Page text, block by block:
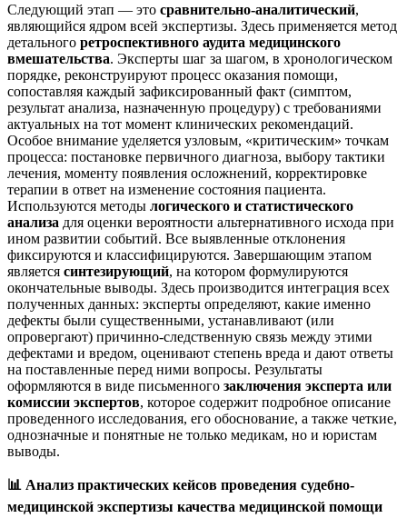
Следующий этап — это сравнительно-аналитический,
являющийся ядром всей экспертизы. Здесь применяется метод
детального ретроспективного аудита медицинского
вмешательства. Эксперты шаг за шагом, в хронологическом
порядке, реконструируют процесс оказания помощи,
сопоставляя каждый зафиксированный факт (симптом,
результат анализа, назначенную процедуру) с требованиями
актуальных на тот момент клинических рекомендаций.
Особое внимание уделяется узловым, «критическим» точкам
процесса: постановке первичного диагноза, выбору тактики
лечения, моменту появления осложнений, корректировке
терапии в ответ на изменение состояния пациента.
Используются методы логического и статистического
анализа для оценки вероятности альтернативного исхода при
ином развитии событий. Все выявленные отклонения
фиксируются и классифицируются. Завершающим этапом
является синтезирующий, на котором формулируются
окончательные выводы. Здесь производится интеграция всех
полученных данных: эксперты определяют, какие именно
дефекты были существенными, устанавливают (или
опровергают) причинно-следственную связь между этими
дефектами и вредом, оценивают степень вреда и дают ответы
на поставленные перед ними вопросы. Результаты
оформляются в виде письменного заключения эксперта или
комиссии экспертов, которое содержит подробное описание
проведенного исследования, его обоснование, а также четкие,
однозначные и понятные не только медикам, но и юристам
выводы.
📊 Анализ практических кейсов проведения судебно-
медицинской экспертизы качества медицинской помощи